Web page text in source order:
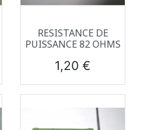
RESISTANCE DE
PUISSANCE 82 OHMS
Prix
1,20 €